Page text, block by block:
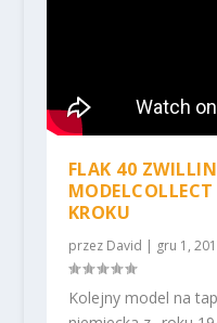
FLAK 40
KROKU
przez David | gru 1,
Kolejny model na